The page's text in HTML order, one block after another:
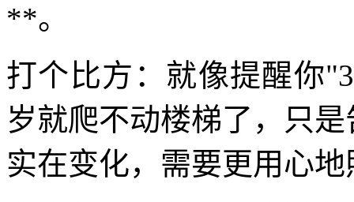
**。
打个比方：就像提醒你
岁就爬不动楼梯了，只
实在变化，需要更用心地